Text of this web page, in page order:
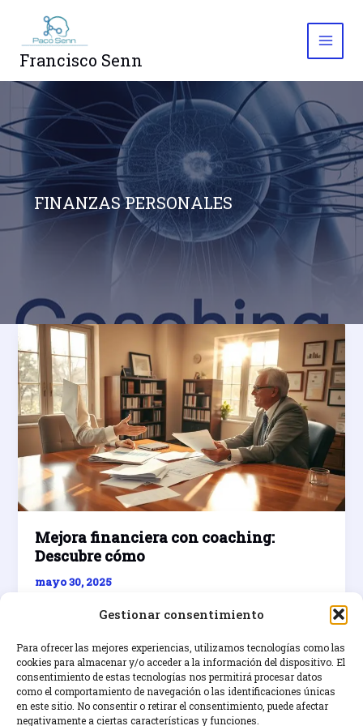
Gestionar consentimiento
Para ofrecer las mejores experiencias, utilizamos tecnologías como las
cookies para almacenar y/o acceder a la información del dispositivo. El
consentimiento de estas tecnologías nos permitirá procesar datos
como el comportamiento de navegación o las identificaciones únicas
en este sitio. No consentir o retirar el consentimiento, puede afectar
negativamente a ciertas características y funciones.
contenido
Francisco Senn
FINANZAS PERSONALES
Mejora financiera con coaching:
Descubre cómo
mayo 30, 2025
Descubre estrategias de ahorro y educación
con la mejora financiera con coaching.
Mejora
financiera
con
Leer entrada »